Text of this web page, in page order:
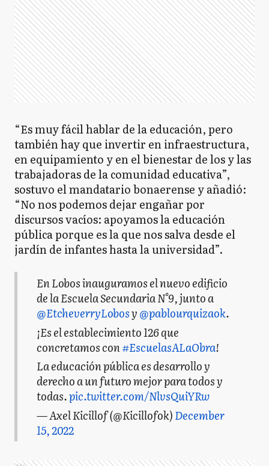
“Es muy fácil hablar de la educación, pero
también hay que invertir en infraestructura,
en equipamiento y en el bienestar de los y las
trabajadoras de la comunidad educativa”,
sostuvo el mandatario bonaerense y añadió:
“No nos podemos dejar engañar por
discursos vacíos: apoyamos la educación
pública porque es la que nos salva desde el
jardín de infantes hasta la universidad”.
En Lobos inauguramos el nuevo edificio
de la Escuela Secundaria N°9, junto a
@EtcheverryLobosy@pablourquizaok.
¡Es el establecimiento 126 que
concretamos con#EscuelasALaObra!
La educación pública es desarrollo y
derecho a un futuro mejor para todos y
todas.pic.twitter.com/NlvsQuiYRw
— Axel Kicillof (@Kicillofok)December
15, 2022